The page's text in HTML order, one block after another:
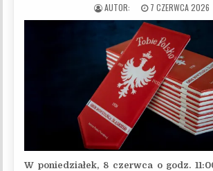
PUBLISHED DATE:
7 CZERWCA 2026
W poniedziałek, 8 czerwca o godz.